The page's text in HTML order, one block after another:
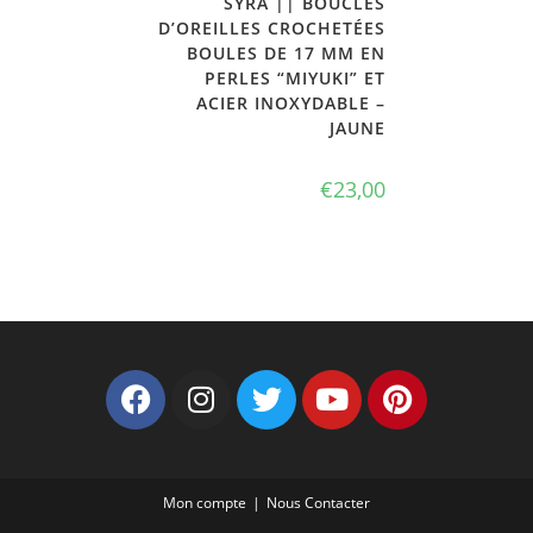
D’OREILLES CROCHETÉES
BOULES DE 17 MM EN
PERLES “MIYUKI” ET
ACIER INOXYDABLE –
JAUNE
€23,00
Mon compte Nous Contacter